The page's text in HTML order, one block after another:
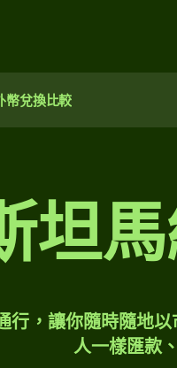
幣兌換比較
坦
行，讓你隨時隨地
人一樣匯款